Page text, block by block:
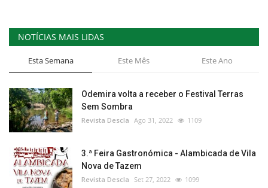
Estatuto Editorial
Saúde
Ficha técnica
Cultura
Lazer
NOTÍCIAS MAIS LIDAS
Esta Semana Este Mês Este Ano
Odemira volta a receber o Festival Terras
Sem Sombra
Revista Descla Ago 31, 2022 1109
3.ª Feira Gastronómica - Alambicada de Vila
Nova de Tazem
Revista Descla Set 27, 2022 1099